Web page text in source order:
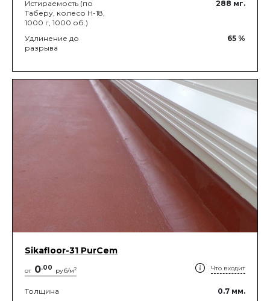
Истираемость (по
Таберу, колесо Н-18,
1000 г, 1000 об.)
288 мг.
Удлинение до
разрыва
65 %
Sikafloor-31 PurCem
от 0.00 руб/м2 Что входит
Толщина 0.7 мм.